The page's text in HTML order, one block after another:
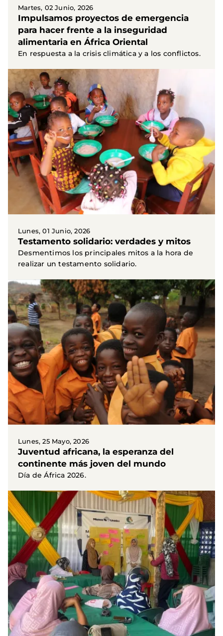
Martes, 02 Junio, 2026
Impulsamos proyectos de emergencia
para hacer frente a la inseguridad
alimentaria en África Oriental
En respuesta a la crisis climática y a los conflictos.
Lunes, 01 Junio, 2026
Testamento solidario: verdades y mitos
Desmentimos los principales mitos a la hora de
realizar un testamento solidario.
Lunes, 25 Mayo, 2026
Juventud africana, la esperanza del
continente más joven del mundo
Día de África 2026.